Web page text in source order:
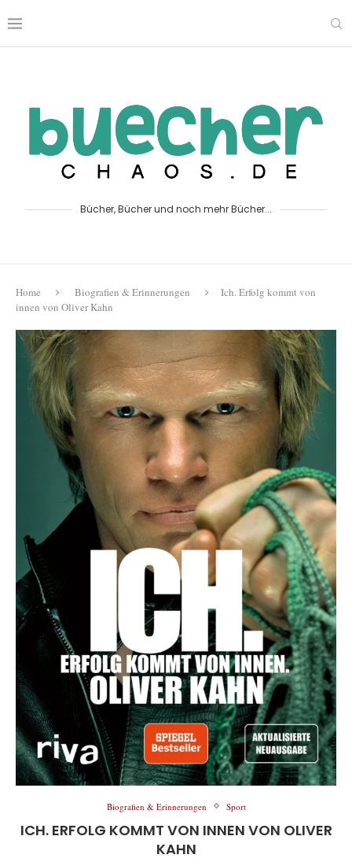
Bücher, Bücher und noch mehr Bücher...
Home Biografien & Erinnerungen
Ich. Erfolg kommt von
innen von Oliver Kahn
Biografien & Erinnerungen Sport
ICH. ERFOLG KOMMT VON INNEN VON OLIVER
KAHN